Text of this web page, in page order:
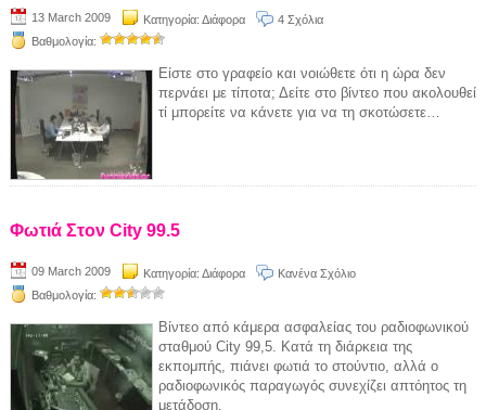
13 March 2009 Κατηγορία: Διάφορα
4 Σχόλια
Βαθμολογία:
Είστε στο γραφείο και νοιώθετε ότι η ώρα δεν
περνάει με τίποτα; Δείτε στο βίντεο που ακολουθεί
τί μπορείτε να κάνετε για να τη σκοτώσετε…
Φωτιά Στον City 99.5
09 March 2009 Κατηγορία: Διάφορα
Κανένα Σχόλιο
Βαθμολογία:
Βίντεο από κάμερα ασφαλείας του ραδιοφωνικού
σταθμού City 99,5. Κατά τη διάρκεια της
εκπομπής, πιάνει φωτιά το στούντιο, αλλά ο
ραδιοφωνικός παραγωγός συνεχίζει απτόητος τη
μετάδοση.